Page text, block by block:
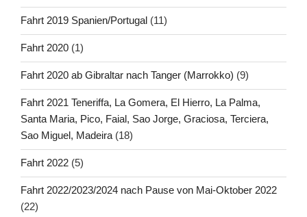
Fahrt 2019 Spanien/Portugal (11)
Fahrt 2020 (1)
Fahrt 2020 ab Gibraltar nach Tanger (Marrokko) (9)
Fahrt 2021 Teneriffa, La Gomera, El Hierro, La Palma,
Santa Maria, Pico, Faial, Sao Jorge, Graciosa, Terciera,
Sao Miguel, Madeira (18)
Fahrt 2022 (5)
Fahrt 2022/2023/2024 nach Pause von Mai-Oktober 2022
(22)